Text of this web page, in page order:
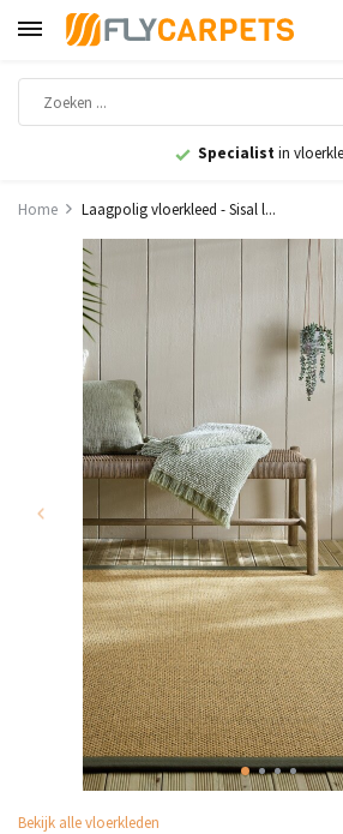
Home Laagpolig vloerkleed - Sisal l...
Bekijk alle vloerkleden